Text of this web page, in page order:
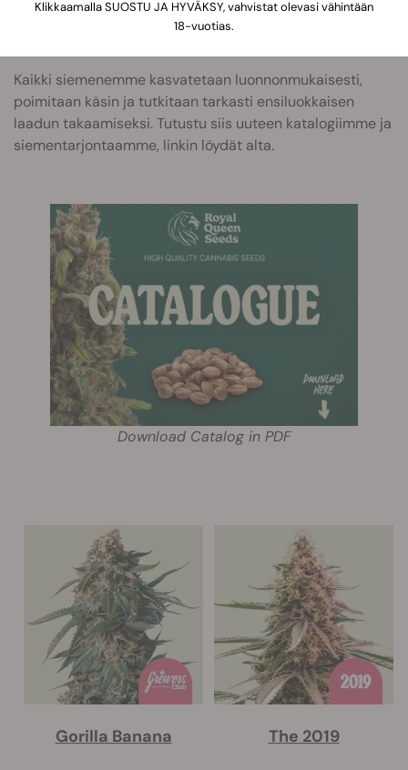
pursuava Painkiller XL, joka kuuluu parhaiten myyviin
Kaikki siemenemme kasvatetaan luonnonmukaisesti,
poimitaan käsin ja tutkitaan tarkasti ensiluokkaisen
laadun takaamiseksi. Tutustu siis uuteen katalogiimme ja
siementarjontaamme, linkin löydät alta.
Download Catalog in PDF
Gorilla Banana The 2019
Klikkaamalla SUOSTU JA HYVÄKSY, vahvistat olevasi vähintään
18-vuotias.